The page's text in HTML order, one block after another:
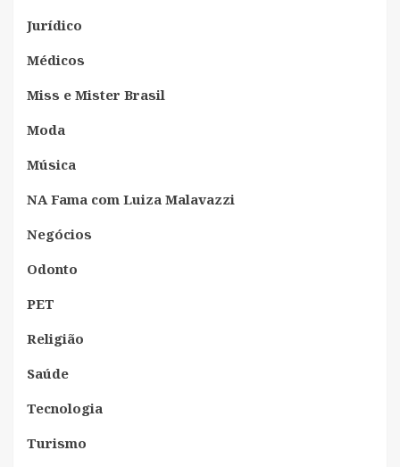
Jurídico
Médicos
Miss e Mister Brasil
Moda
Música
NA Fama com Luiza Malavazzi
Negócios
Odonto
PET
Religião
Saúde
Tecnologia
Turismo